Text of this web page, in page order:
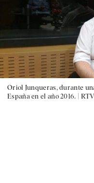
Oriol Junqueras, durante
España en el año 2016. |